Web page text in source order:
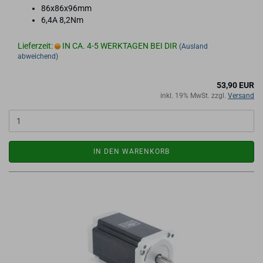
86x86x96mm
6,4A 8,2Nm
Lieferzeit: IN CA. 4-5 WERKTAGEN BEI DIR (Ausland
abweichend)
53,90 EUR
inkl. 19% MwSt. zzgl. Versand
IN DEN WARENKORB